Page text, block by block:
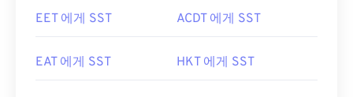
EET 에게 SST ACDT 에게 SST
EAT 에게 SST HKT 에게 SST